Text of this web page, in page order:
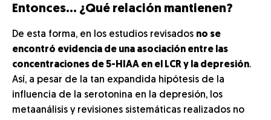
Entonces… ¿Qué relación mantienen?
De esta forma, en los estudios revisados no se
encontró evidencia de una asociación entre las
concentraciones de 5-HIAA en el LCR y la depresión.
Así, a pesar de la tan expandida hipótesis de la
influencia de la serotonina en la depresión, los
metaanálisis y revisiones sistemáticas realizados no